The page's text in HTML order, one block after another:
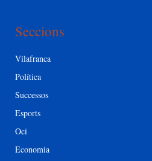
Seccions
Vilafranca
Política
Successos
Esports
Oci
Economia